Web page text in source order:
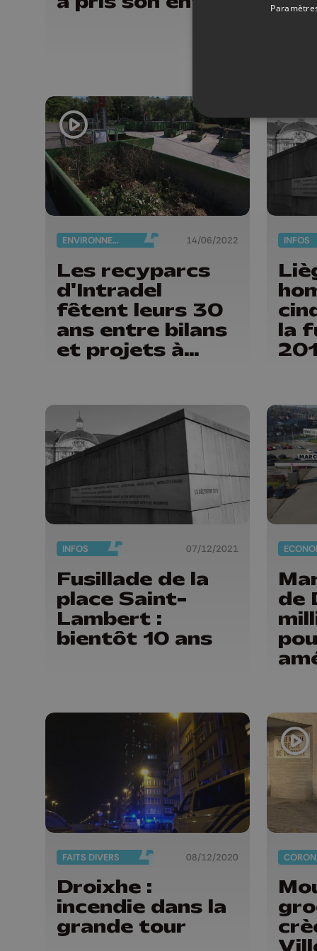
et
ENVIRONNEMENT 14/06/2022
Les recyparcs
d'Intradel
fêtent leurs 30
ans entre bilans
et projets à
INFOS
la
INFOS 07/12/2021
Fusillade de la
place Saint-
Lambert :
bientôt 10 ans
de
FAITS DIVERS 08/12/2020
Droixhe :
incendie dans la
grande tour